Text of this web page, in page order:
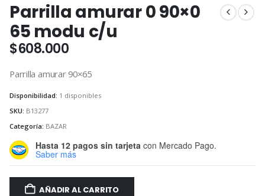
Parrilla amurar 0 90×0
65 modu c/u
$608.000
Parrilla amurar 90×65
Disponibilidad: 1 disponibles
SKU: B13277
Categoría: BAZAR
Hasta 12 pagos sin tarjeta con Mercado Pago.
Saber más
AÑADIR AL CARRITO